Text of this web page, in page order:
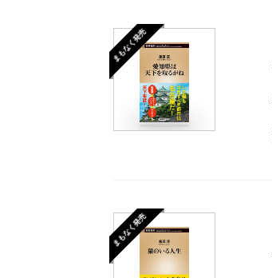
まもなく発売
まもなく発売